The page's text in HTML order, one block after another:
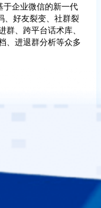
于企业微信的新一代
、好友裂变、社群裂
、跨平台话术库、
、进退群分析等众多